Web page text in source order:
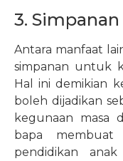
3.
Antara manfaat
simpanan untuk
Hal ini demikian
boleh dijadikan
kegunaan masa
bapa
pendidikan